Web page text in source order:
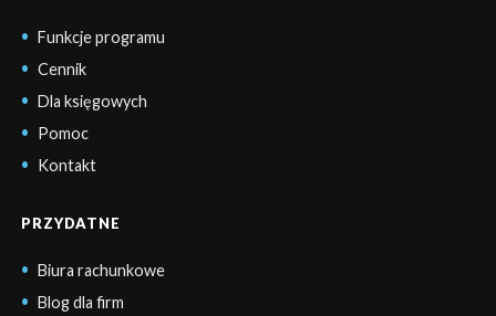
Funkcje programu
Cennik
Dla księgowych
Pomoc
Kontakt
PRZYDATNE
Biura rachunkowe
Blog dla firm